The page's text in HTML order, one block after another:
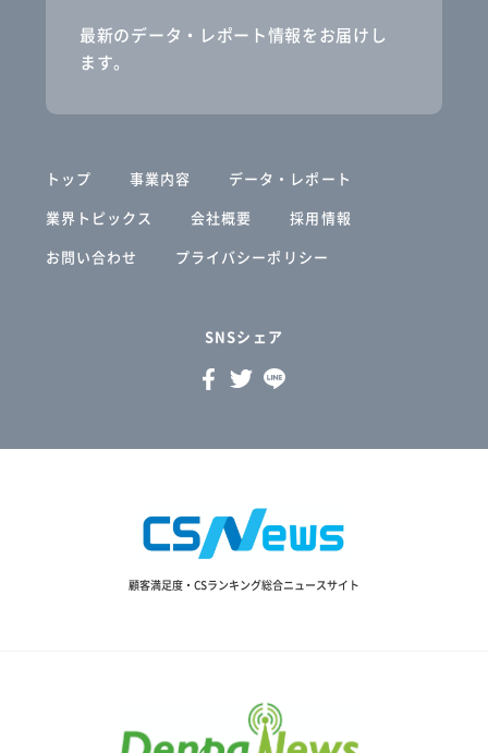
最新のデータ・レポート情報をお届けし
ます。
トップ 事業内容
データ・レポート
業界トピックス
会社概要
採用情報
お問い合わせ
プライバシーポリシー
SNSシェア
顧客満足度・CSランキング総合ニュースサイト